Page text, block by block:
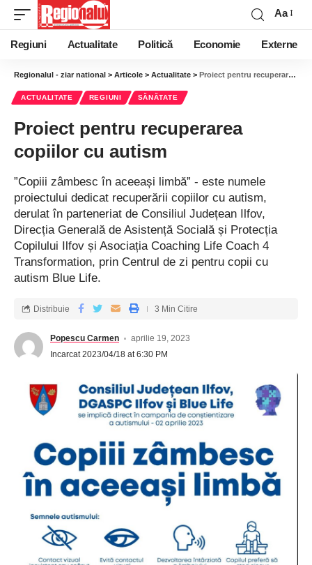
Aa
Regiuni Actualitate Politică Economie Externe
Regionalul - ziar national > Articole > Actualitate > Proiect pentru recuperarea copiilor cu autism
ACTUALITATE REGIUNI SĂNĂTATE
Proiect pentru recuperarea
copiilor cu autism
”Copiii zâmbesc în aceeași limbă” - este numele
proiectului dedicat recuperării copiilor cu autism,
derulat în parteneriat de Consiliul Județean Ilfov,
Direcția Generală de Asistență Socială și Protecția
Copilului Ilfov și Asociația Coaching Life Coach 4
Transformation, prin Centrul de zi pentru copii cu
autism Blue Life.
Popescu Carmen
aprilie 19, 2023
Incarcat 2023/04/18 at 6:30 PM
Distribuie 3 Min Citire